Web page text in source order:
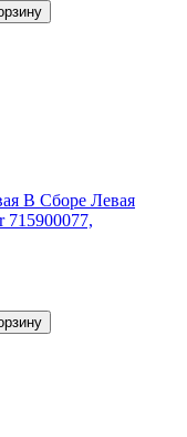
В Сборе Левая
715900077,